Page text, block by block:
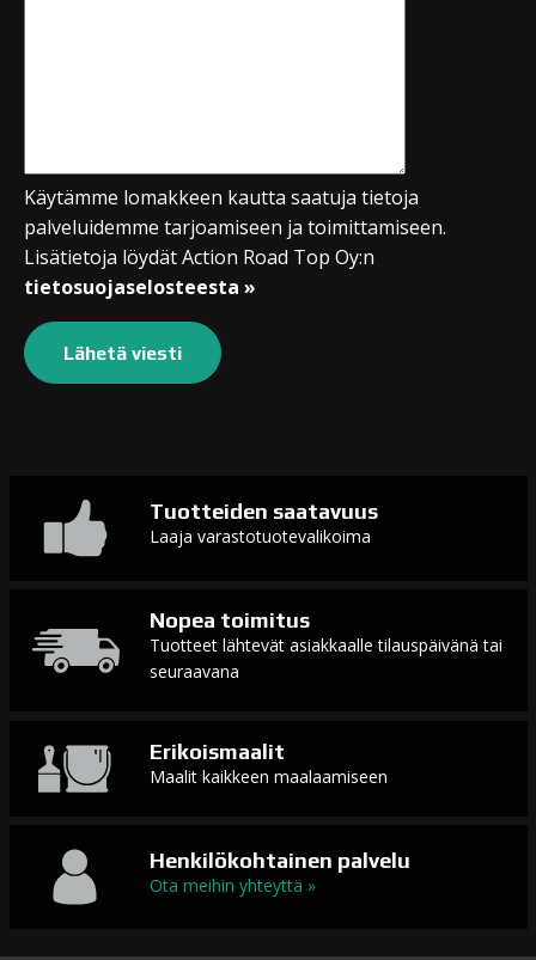
Käytämme lomakkeen kautta saatuja tietoja
palveluidemme tarjoamiseen ja toimittamiseen.
Lisätietoja löydät Action Road Top Oy:n
tietosuojaselosteesta »
Tuotteiden saatavuus
Laaja varastotuotevalikoima
Nopea toimitus
Tuotteet lähtevät asiakkaalle tilauspäivänä tai
seuraavana
Erikoismaalit
Maalit kaikkeen maalaamiseen
Henkilökohtainen palvelu
Ota meihin yhteyttä »